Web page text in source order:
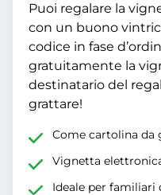
Puoi regalare la
con un buono
codice in fase
gratuitamente la
destinatario del
grattare!
Come cartolina da
Vignetta
Ideale per familiari